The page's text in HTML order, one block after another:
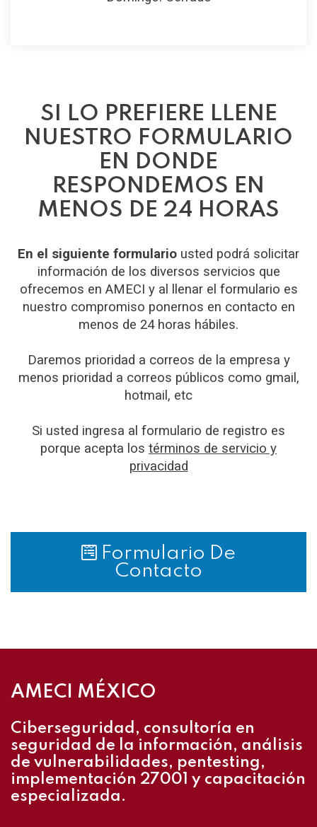
SI LO PREFIERE LLENE
NUESTRO FORMULARIO
EN DONDE
RESPONDEMOS EN
MENOS DE 24 HORAS
En el siguiente formulario usted podrá solicitar
información de los diversos servicios que
ofrecemos en AMECI y al llenar el formulario es
nuestro compromiso ponernos en contacto en
menos de 24 horas hábiles.
Daremos prioridad a correos de la empresa y
menos prioridad a correos públicos como gmail,
hotmail, etc
Si usted ingresa al formulario de registro es
porque acepta los términos de servicio y
privacidad
Formulario De
Contacto
AMECI MÉXICO
Ciberseguridad, consultoría en
seguridad de la información, análisis
de vulnerabilidades, pentesting,
implementación 27001 y capacitación
especializada.